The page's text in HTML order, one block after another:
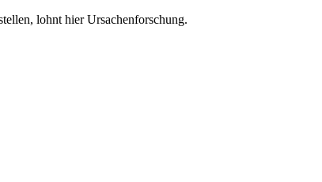
lohnt hier Ursachenforschung.